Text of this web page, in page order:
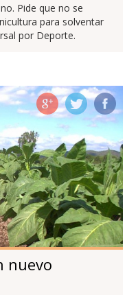
Pide que no se
para solventar
por Deporte.
nuevo